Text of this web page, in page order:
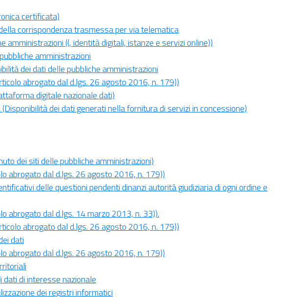
certificata)
corrispondenza trasmessa per via telematica
amministrazioni ((, identità digitali, istanze e servizi online))
amministrazioni
dei dati delle pubbliche amministrazioni
abrogato dal d.lgs. 26 agosto 2016, n. 179))
digitale nazionale dati)
dei dati generati nella fornitura di servizi in concessione)
dei siti delle pubbliche amministrazioni)
abrogato dal d.lgs. 26 agosto 2016, n. 179))
delle questioni pendenti dinanzi autorità giudiziaria di ogni ordine e
abrogato dal d.lgs. 14 marzo 2013, n. 33)).
abrogato dal d.lgs. 26 agosto 2016, n. 179))
dati
abrogato dal d.lgs. 26 agosto 2016, n. 179))
dati di interesse nazionale
dei registri informatici